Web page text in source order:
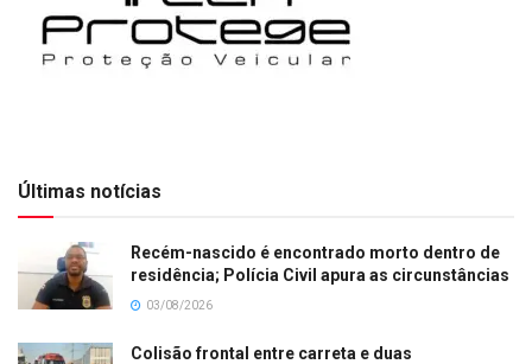
Últimas notícias
Recém-nascido é encontrado morto dentro de
residência; Polícia Civil apura as circunstâncias
03/08/2026
Colisão frontal entre carreta e duas